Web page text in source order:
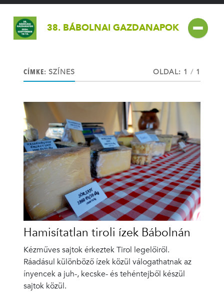
38. BÁBOLNAI GAZDANAPOK
CÍMKE: SZÍNES OLDAL: 1 / 1
Hamisítatlan tiroli ízek Bábolnán
Kézműves sajtok érkeztek Tirol legelőiről.
Ráadásul különböző ízek közül válogathatnak az
ínyencek a juh-, kecske- és tehéntejből készül
sajtok közül.